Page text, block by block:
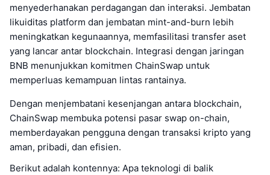
menyederhanakan perdagangan dan interaksi. Jembatan
likuiditas platform dan jembatan mint-and-burn lebih
meningkatkan kegunaannya, memfasilitasi transfer aset
yang lancar antar blockchain. Integrasi dengan jaringan
BNB menunjukkan komitmen ChainSwap untuk
memperluas kemampuan lintas rantainya.
Dengan menjembatani kesenjangan antara blockchain,
ChainSwap membuka potensi pasar swap on-chain,
memberdayakan pengguna dengan transaksi kripto yang
aman, pribadi, dan efisien.
Berikut adalah kontennya: Apa teknologi di balik